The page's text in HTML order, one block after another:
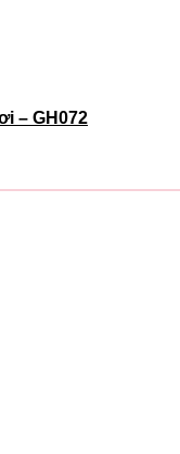
– GH072